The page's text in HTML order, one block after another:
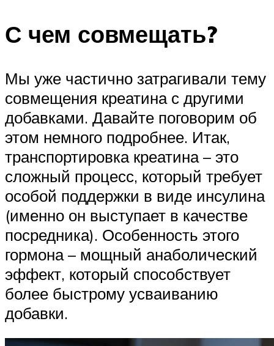
С чем совмещать?
Мы уже частично затрагивали тему
совмещения креатина с другими
добавками. Давайте поговорим об
этом немного подробнее. Итак,
транспортировка креатина – это
сложный процесс, который требует
особой поддержки в виде инсулина
(именно он выступает в качестве
посредника). Особенность этого
гормона – мощный анаболический
эффект, который способствует
более быстрому усваиванию
добавки.